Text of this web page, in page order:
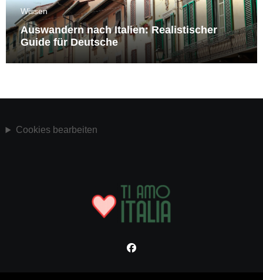
Wissen
Auswandern nach Italien: Realistischer
Guide für Deutsche
Cookies bearbeiten